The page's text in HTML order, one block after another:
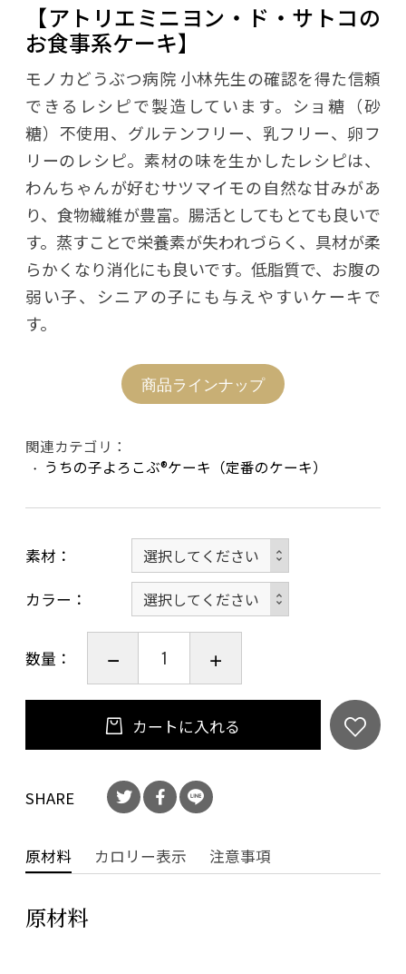
【アトリエミニヨン・ド・サトコの
お食事系ケーキ】
モノカどうぶつ病院 小林先生の確認を得た信頼
できるレシピで製造しています。ショ糖（砂
糖）不使用、グルテンフリー、乳フリー、卵フ
リーのレシピ。素材の味を生かしたレシピは、
わんちゃんが好むサツマイモの自然な甘みがあ
り、食物繊維が豊富。腸活としてもとても良いで
す。蒸すことで栄養素が失われづらく、具材が柔
らかくなり消化にも良いです。低脂質で、お腹の
弱い子、シニアの子にも与えやすいケーキで
す。
商品ラインナップ
関連カテゴリ：
うちの子よろこぶ®ケーキ（定番のケーキ）
素材
カラー
数量：
カートに入れる
SHARE
原材料 カロリー表示 注意事項
原材料